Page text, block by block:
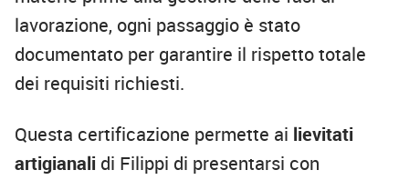
lavorazione, ogni passaggio è stato
documentato per garantire il rispetto totale
dei requisiti richiesti.
Questa certificazione permette ai lievitati
artigianali di Filippi di presentarsi con